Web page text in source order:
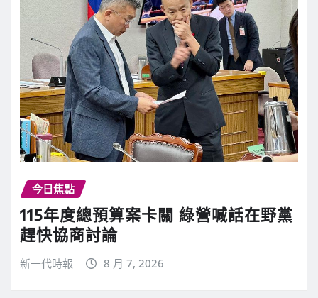
今日焦點
115年度總預算案卡關 綠營喊話在野黨
趕快協商討論
新一代時報 8 月 7, 2026